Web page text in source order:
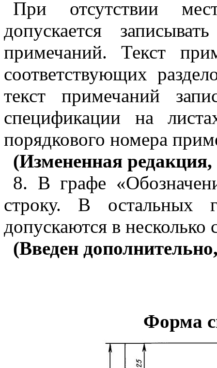
При отсутствии
допускается
примечаний. Текст
соответствующих
текст примечаний
спецификации на
порядкового номера
(Измененная
8. В графе
строку. В остальных
допускаются в несколько
(Введен
Форма